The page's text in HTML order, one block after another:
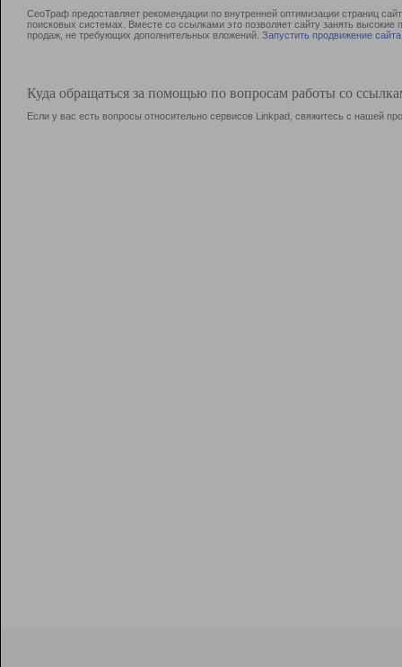
СеоТраф предоставляет рекомендации по внутренней оптимизации страниц
поисковых системах. Вместе со ссылками это позволяет сайту занять
продаж, не требующих дополнительных вложений. Запустить продвижение сайта
Куда обращаться за помощью по вопросам работы со
Если у вас есть вопросы относительно сервисов Linkpad, свяжитесь с нашей